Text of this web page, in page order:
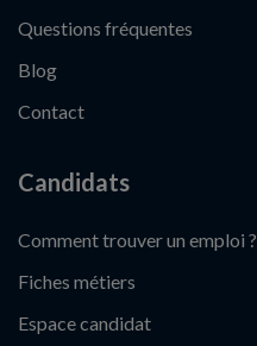
Questions fréquentes
Blog
Contact
Candidats
Comment trouver un emploi ?
Fiches métiers
Espace candidat